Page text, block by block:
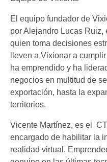
El equipo fundador de
por Alejandro Lucas Ruiz,
quien toma decisiones
lleven a Vixionar a
ha emprendido y ha
negocios en multitud de
exportación, hasta la
territorios.
Vicente Martínez, es el
encargado de habilitar la
realidad virtual.